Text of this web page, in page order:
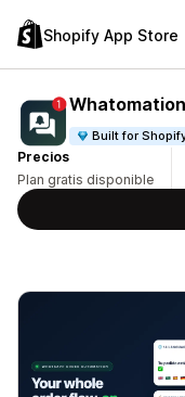
Shopify App Store
Built for
Precios
Plan gratis disponible